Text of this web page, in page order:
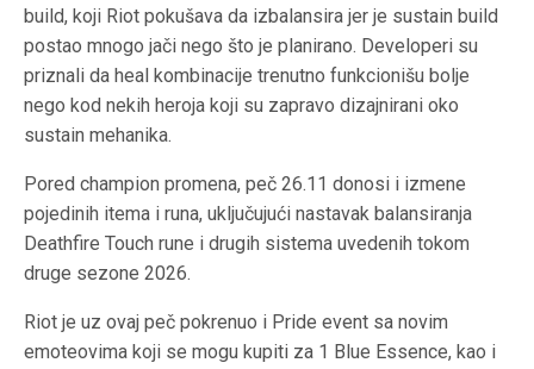
build, koji Riot pokušava da izbalansira jer je sustain build
postao mnogo jači nego što je planirano. Developeri su
priznali da heal kombinacije trenutno funkcionišu bolje
nego kod nekih heroja koji su zapravo dizajnirani oko
sustain mehanika.
Pored champion promena, peč 26.11 donosi i izmene
pojedinih itema i runa, uključujući nastavak balansiranja
Deathfire Touch rune i drugih sistema uvedenih tokom
druge sezone 2026.
Riot je uz ovaj peč pokrenuo i Pride event sa novim
emoteovima koji se mogu kupiti za 1 Blue Essence, kao i